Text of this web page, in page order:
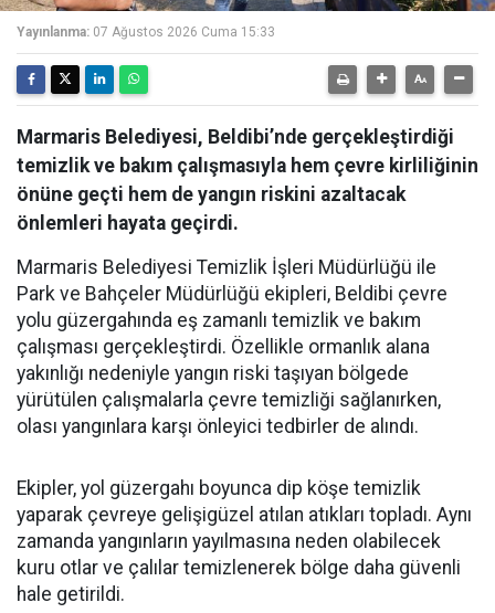
Yayınlanma: 07 Ağustos 2026 Cuma 15:33
Marmaris Belediyesi, Beldibi’nde gerçekleştirdiği
temizlik ve bakım çalışmasıyla hem çevre kirliliğinin
önüne geçti hem de yangın riskini azaltacak
önlemleri hayata geçirdi.
Marmaris Belediyesi Temizlik İşleri Müdürlüğü ile
Park ve Bahçeler Müdürlüğü ekipleri, Beldibi çevre
yolu güzergahında eş zamanlı temizlik ve bakım
çalışması gerçekleştirdi. Özellikle ormanlık alana
yakınlığı nedeniyle yangın riski taşıyan bölgede
yürütülen çalışmalarla çevre temizliği sağlanırken,
olası yangınlara karşı önleyici tedbirler de alındı.
Ekipler, yol güzergahı boyunca dip köşe temizlik
yaparak çevreye gelişigüzel atılan atıkları topladı. Aynı
zamanda yangınların yayılmasına neden olabilecek
kuru otlar ve çalılar temizlenerek bölge daha güvenli
hale getirildi.